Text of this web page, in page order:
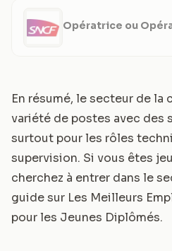
Opératrice ou
En résumé, le secteur de
variété de postes avec des
surtout pour les rôles
supervision. Si vous êtes
cherchez à entrer dans le
guide sur Les Meilleurs
pour les Jeunes Diplômés.